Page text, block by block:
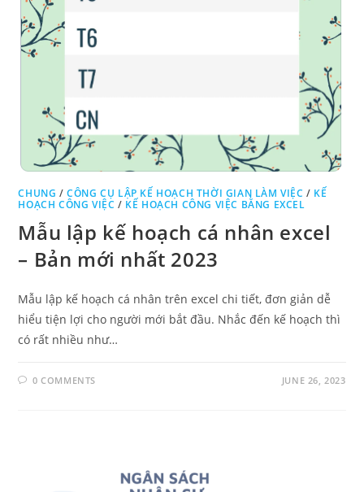
CHUNG /CÔNG CỤ LẬP KẾ HOẠCH THỜI GIAN LÀM VIỆC / KẾ
HOẠCH CÔNG VIỆC / KẾ HOẠCH CÔNG VIỆC BẰNG EXCEL
Mẫu lập kế hoạch cá nhân excel
– Bản mới nhất 2023
Mẫu lập kế hoạch cá nhân trên excel chi tiết, đơn giản dễ
hiểu tiện lợi cho người mới bắt đầu. Nhắc đến kế hoạch thì
có rất nhiều như…
0 COMMENTS JUNE 26, 2023